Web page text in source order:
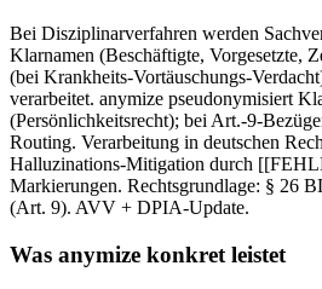
Bei Disziplinarverfahren werden
Klarnamen (Beschäftigte, Vorgesetzte,
(bei Krankheits-Vortäuschungs-
verarbeitet. anymize pseudonymisiert
(Persönlichkeitsrecht); bei Art.-9-
Routing. Verarbeitung in deutschen
Halluzinations-Mitigation durch
Markierungen. Rechtsgrundlage: § 26
(Art. 9). AVV + DPIA-Update.
Was anymize konkret leistet